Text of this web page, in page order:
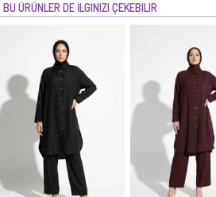
BU ÜRÜNLER DE İLGINIZI ÇEKEBILIR